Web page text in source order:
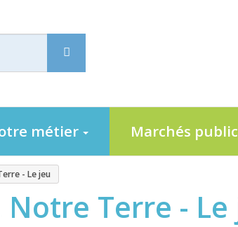
métier Marchés
- Le jeu
Terre - Le